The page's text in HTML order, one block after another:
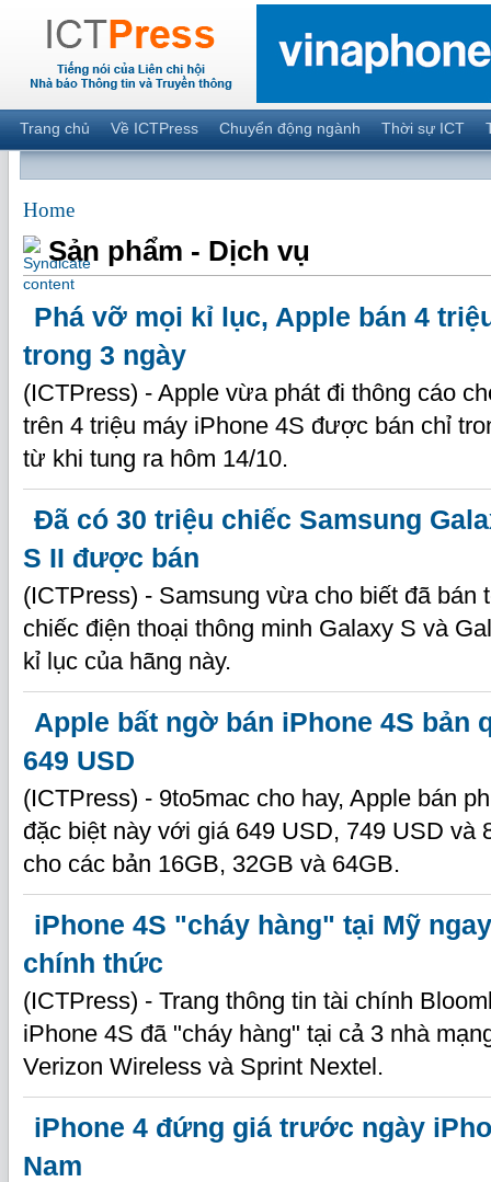
Trang chủ Về ICTPress Chuyển động ngành Thời sự ICT
Home
Sản phẩm - Dịch vụ
Phá vỡ mọi kỉ lục, Apple bán 4
trong 3 ngày
(ICTPress) - Apple vừa phát đi thông cáo
trên 4 triệu máy iPhone 4S được bán chỉ
từ khi tung ra hôm 14/10.
Đã có 30 triệu chiếc Samsung
S II được bán
(ICTPress) - Samsung vừa cho biết đã bán
chiếc điện thoại thông minh Galaxy S và
kỉ lục của hãng này.
Apple bất ngờ bán iPhone 4S bản
649 USD
(ICTPress) - 9to5mac cho hay, Apple bán
đặc biệt này với giá 649 USD, 749 USD và
cho các bản 16GB, 32GB và 64GB.
iPhone 4S "cháy hàng" tại Mỹ
chính thức
(ICTPress) - Trang thông tin tài chính
iPhone 4S đã "cháy hàng" tại cả 3 nhà
Verizon Wireless và Sprint Nextel.
iPhone 4 đứng giá trước ngày
Nam